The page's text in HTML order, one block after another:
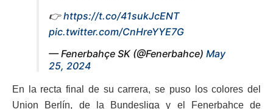
👉https://t.co/41sukJcENT
pic.twitter.com/CnHreYYE7G
— Fenerbahçe SK (@Fenerbahce) May
25, 2024
En la recta final de su carrera, se puso los colores del
Union Berlín, de la Bundesliga y el Fenerbahce de